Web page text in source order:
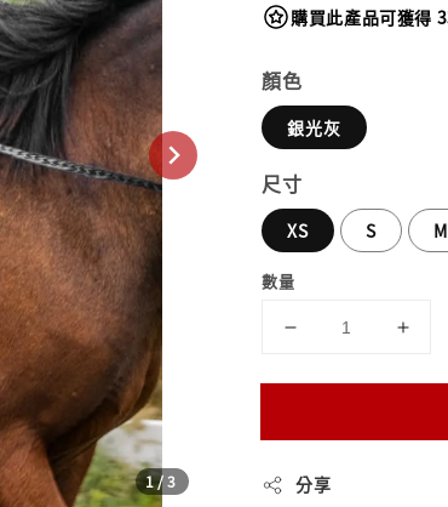
1/3
購買此產品可獲得
顏色
銀光灰
尺寸
XS S M
數量
分享